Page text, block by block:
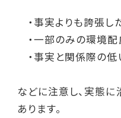
・事実よりも誇張し
・一部のみの環境配
・事実と関係際の低
などに注意し、実態
あります。